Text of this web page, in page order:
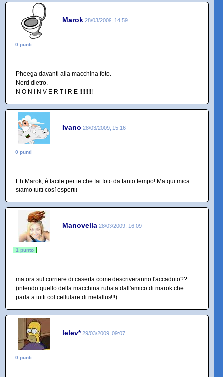
Marok 28/03/2009, 14:59
0 punti
Pheega davanti alla macchina foto.
Nerd dietro.
N O N I N V E R T I R E !!!!!!!!!
Ivano 28/03/2009, 15:16
0 punti
Eh Marok, è facile per te che fai foto da tanto tempo! Ma qui mica
siamo tutti cosí esperti!
Manovella 28/03/2009, 16:09
1 punto
ma ora sul corriere di caserta come descriveranno l'accaduto??
(intendo quello della macchina rubata dall'amico di marok che
parla a tutti col cellulare di metallus!!!)
lelev* 29/03/2009, 09:07
0 punti